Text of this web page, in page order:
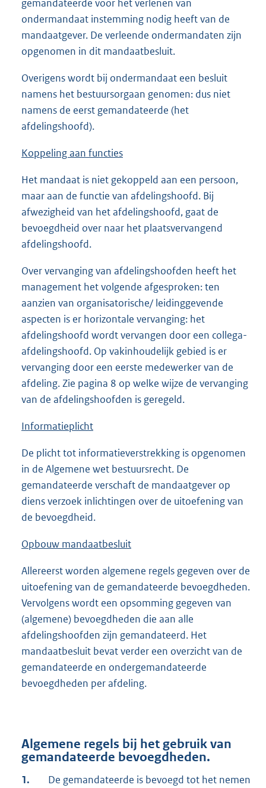
gemandateerde voor het verlenen van
ondermandaat instemming nodig heeft van de
mandaatgever. De verleende ondermandaten zijn
opgenomen in dit mandaatbesluit.
Overigens wordt bij ondermandaat een besluit
namens het bestuursorgaan genomen: dus niet
namens de eerst gemandateerde (het
afdelingshoofd).
Koppeling aan functies
Het mandaat is niet gekoppeld aan een persoon,
maar aan de functie van afdelingshoofd. Bij
afwezigheid van het afdelingshoofd, gaat de
bevoegdheid over naar het plaatsvervangend
afdelingshoofd.
Over vervanging van afdelingshoofden heeft het
management het volgende afgesproken: ten
aanzien van organisatorische/ leidinggevende
aspecten is er horizontale vervanging: het
afdelingshoofd wordt vervangen door een collega-
afdelingshoofd. Op vakinhoudelijk gebied is er
vervanging door een eerste medewerker van de
afdeling. Zie pagina 8 op welke wijze de vervanging
van de afdelingshoofden is geregeld.
Informatieplicht
De plicht tot informatieverstrekking is opgenomen
in de Algemene wet bestuursrecht. De
gemandateerde verschaft de mandaatgever op
diens verzoek inlichtingen over de uitoefening van
de bevoegdheid.
Opbouw mandaatbesluit
Allereerst worden algemene regels gegeven over de
uitoefening van de gemandateerde bevoegdheden.
Vervolgens wordt een opsomming gegeven van
(algemene) bevoegdheden die aan alle
afdelingshoofden zijn gemandateerd. Het
mandaatbesluit bevat verder een overzicht van de
gemandateerde en ondergemandateerde
bevoegdheden per afdeling.
Algemene regels bij het gebruik van
gemandateerde bevoegdheden.
1.
De gemandateerde is bevoegd tot het nemen